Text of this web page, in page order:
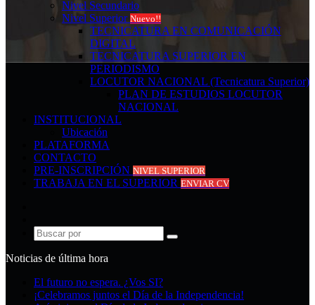
Nivel Secundario
Nivel Superior Nuevo!!
TECNICATURA EN COMUNICACIÓN
DIGITAL
TECNICATURA SUPERIOR EN
PERIODISMO
LOCUTOR NACIONAL (Tecnicatura Superior)
PLAN DE ESTUDIOS LOCUTOR
NACIONAL
INSTITUCIONAL
Ubicación
PLATAFORMA
CONTACTO
PRE-INSCRIPCIÓN NIVEL SUPERIOR
TRABAJA EN EL SUPERIOR ENVIAR CV
al
azar
Buscar
Noticias de última hora
El futuro no espera. ¿Vos SI?
¡Celebramos juntos el Día de la Independencia!